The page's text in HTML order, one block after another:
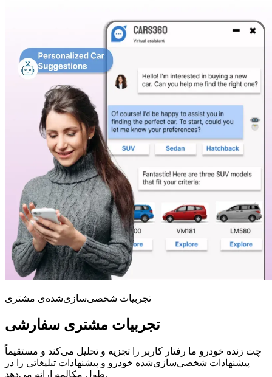
تجربیات شخصی‌سازی‌شده‌ی مشتری
تجربیات مشتری سفارشی
چت زنده خودرو ما رفتار کاربر را تجزیه و تحلیل می‌کند و مستقیماً
پیشنهادات شخصی‌سازی‌شده خودرو و پیشنهادات تبلیغاتی را در
طول مکالمه ارائه می‌دهد.